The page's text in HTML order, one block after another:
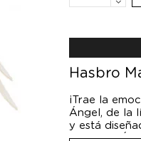
Hasbro
¡Trae la
Ángel, de la
y está
figura de